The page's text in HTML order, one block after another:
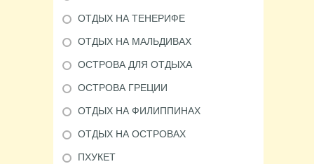
ОТДЫХ НА ТЕНЕРИФЕ
ОТДЫХ НА МАЛЬДИВАХ
ОСТРОВА ДЛЯ ОТДЫХА
ОСТРОВА ГРЕЦИИ
ОТДЫХ НА ФИЛИППИНАХ
ОТДЫХ НА ОСТРОВАХ
ПХУКЕТ